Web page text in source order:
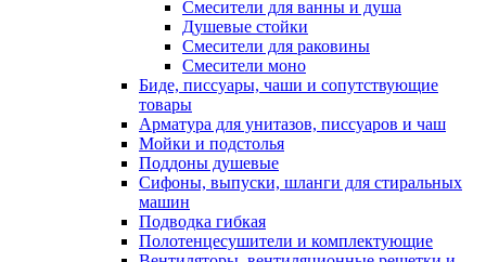
Смесители для ванны и душа
Душевые стойки
Смесители для раковины
Смесители моно
Биде, писсуары, чаши и сопутствующие
товары
Арматура для унитазов, писсуаров и чаш
Мойки и подстолья
Поддоны душевые
Сифоны, выпуски, шланги для стиральных
машин
Подводка гибкая
Полотенцесушители и комплектующие